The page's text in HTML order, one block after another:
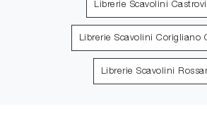
Librerie Scavolini
Librerie Scavolini Corigliano
Librerie Scavolini